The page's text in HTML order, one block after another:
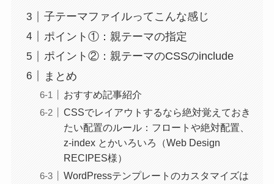
子テーマファイルってこんな感じ
ポイント①：親テーマの指定
ポイント②：親テーマのCSSのinclude
まとめ
おすすめ記事紹介
CSSでレイアウトするなら絶対覚えておき
たい配置のルール：フロートや絶対配置、
z-index とかいろいろ（Web Design
RECIPES様）
WordPressテンプレートのカスタマイズは